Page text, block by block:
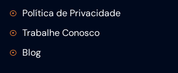
Política de Privacidade
Trabalhe Conosco
Blog